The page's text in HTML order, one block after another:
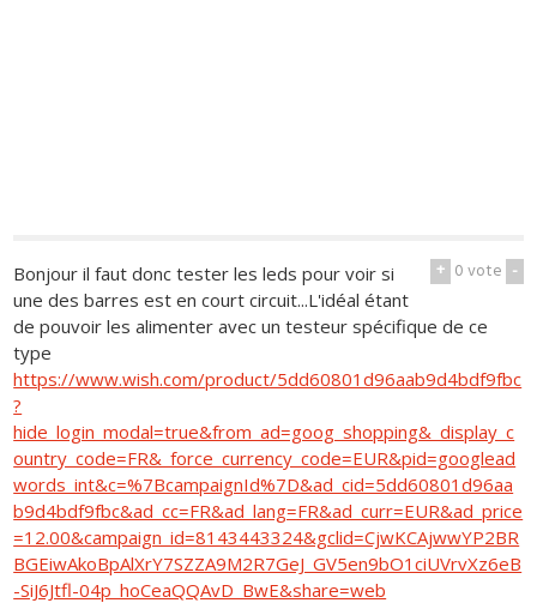
+ 0vote -
Bonjour il faut donc tester les leds pour voir si
une des barres est en court circuit...L'idéal étant
de pouvoir les alimenter avec un testeur spécifique de ce
type
https://www.wish.com/product/5dd60801d96aab9d4bdf9fbc
?
hide_login_modal=true&from_ad=goog_shopping&_display_c
ountry_code=FR&_force_currency_code=EUR&pid=googlead
words_int&c=%7BcampaignId%7D&ad_cid=5dd60801d96aa
b9d4bdf9fbc&ad_cc=FR&ad_lang=FR&ad_curr=EUR&ad_price
=12.00&campaign_id=8143443324&gclid=CjwKCAjwwYP2BR
BGEiwAkoBpAlXrY7SZZA9M2R7GeJ_GV5en9bO1ciUVrvXz6eB
-SiJ6Jtfl-04p_hoCeaQQAvD_BwE&share=web